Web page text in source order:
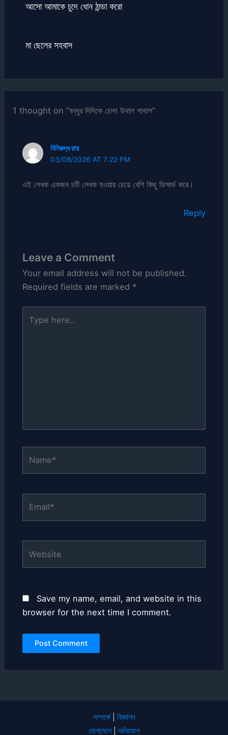
আসো আমাকে চুদে ধোন ঠান্ডা করো
মা ছেলের সহবাস
1 thought on “বন্ধুর দিদিকে চোদা উথাল পাথাল”
বিনিরুদ্ধ রায়
03/08/2026 AT 7:22 PM
এই লেখক একজন চটি লেখক হওয়ার চেয়ে বেশি কিছু ডিসার্ভ করে।
Reply
Leave a Comment
Your email address will not be published.
Required fields are marked *
here..
Save my name, email, and website in this
browser for the next time I comment.
সম্পর্কে| বিজ্ঞাপন
যোগাযোগ
অভিযোগ